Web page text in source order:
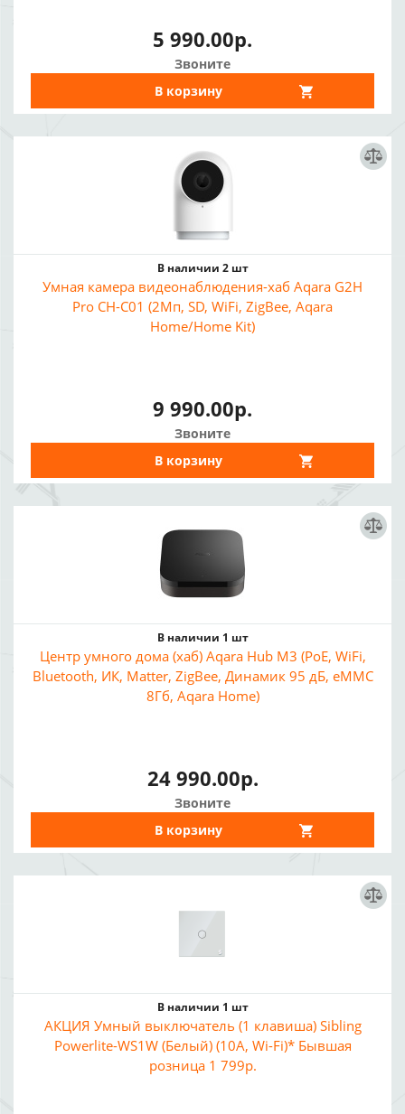
5 990.00р.
Звоните
В корзину
В наличии 2 шт
Умная камера видеонаблюдения-хаб Aqara G2H
Pro CH-C01 (2Мп, SD, WiFi, ZigBee, Aqara
Home/Home Kit)
9 990.00р.
Звоните
В корзину
В наличии 1 шт
Центр умного дома (хаб) Aqara Hub M3 (PoE, WiFi,
Bluetooth, ИК, Matter, ZigBee, Динамик 95 дБ, eMMC
8Гб, Aqara Home)
24 990.00р.
Звоните
В корзину
В наличии 1 шт
АКЦИЯ Умный выключатель (1 клавиша) Sibling
Powerlite-WS1W (Белый) (10A, Wi-Fi)* Бывшая
розница 1 799р.